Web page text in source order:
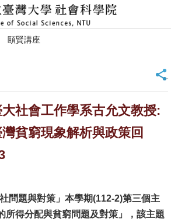
頤賢講座
_
大社會工作學系古允文教授:
灣貧窮現象解析與政策回
問題與對策」本學期(112-2)第三個主
所得分配與貧窮問題及對策」，該主題